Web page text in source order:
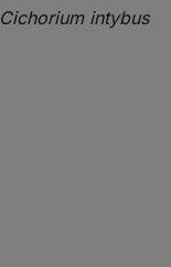
Cichorium intybus